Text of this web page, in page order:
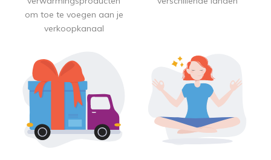
om toe te voegen aan je
verkoopkanaal